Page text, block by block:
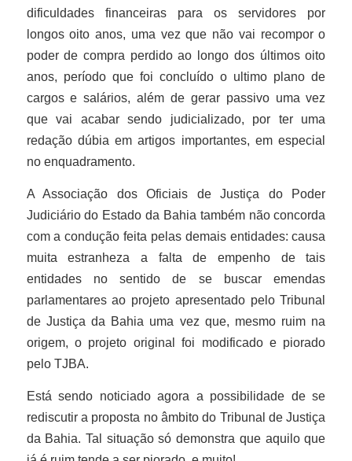
dificuldades financeiras para os servidores por
longos oito anos, uma vez que não vai recompor o
poder de compra perdido ao longo dos últimos oito
anos, período que foi concluído o ultimo plano de
cargos e salários, além de gerar passivo uma vez
que vai acabar sendo judicializado, por ter uma
redação dúbia em artigos importantes, em especial
no enquadramento.
A Associação dos Oficiais de Justiça do Poder
Judiciário do Estado da Bahia também não concorda
com a condução feita pelas demais entidades: causa
muita estranheza a falta de empenho de tais
entidades no sentido de se buscar emendas
parlamentares ao projeto apresentado pelo Tribunal
de Justiça da Bahia uma vez que, mesmo ruim na
origem, o projeto original foi modificado e piorado
pelo TJBA.
Está sendo noticiado agora a possibilidade de se
rediscutir a proposta no âmbito do Tribunal de Justiça
da Bahia. Tal situação só demonstra que aquilo que